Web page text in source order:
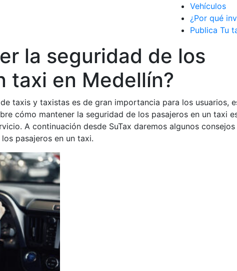
Vehículos
¿Por qué
Publica Tu
la seguridad de los
taxi en Medellín?
taxis y taxistas es de gran importancia para los usuarios,
cómo mantener la seguridad de los pasajeros en un taxi
A continuación desde SuTax daremos algunos consejos
pasajeros en un taxi.